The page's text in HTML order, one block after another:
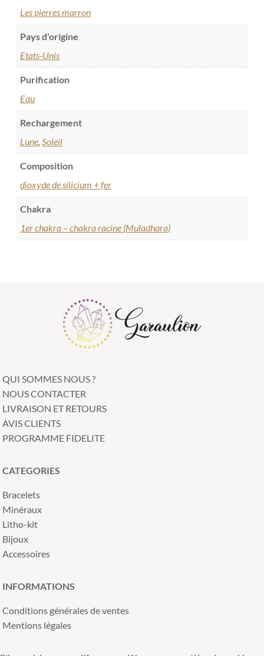
Les pierres marron
Pays d'origine
Etats-Unis
Purification
Eau
Rechargement
Lune,Soleil
Composition
dioxyde de silicium + fer
Chakra
1er chakra – chakra racine (Muladhara)
QUI SOMMES NOUS ?
NOUS CONTACTER
LIVRAISON ET RETOURS
AVIS CLIENTS
PROGRAMME FIDELITE
CATEGORIES
Bracelets
Minéraux
Litho-kit
Bijoux
Accessoires
INFORMATIONS
Conditions générales de ventes
Mentions légales